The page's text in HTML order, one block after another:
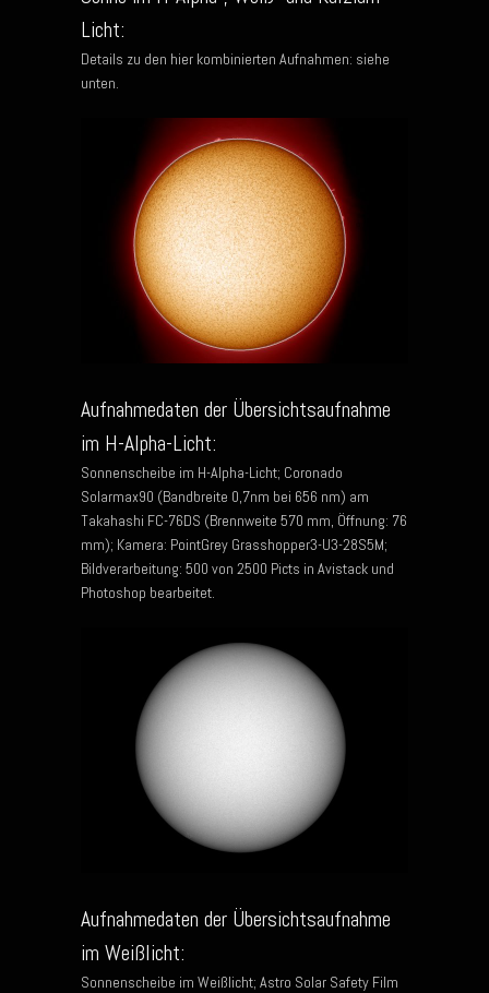
Licht:
Details zu den hier kombinierten Aufnahmen: siehe
unten.
Aufnahmedaten der Übersichtsaufnahme
im H-Alpha-Licht:
Sonnenscheibe im H-Alpha-Licht; Coronado
Solarmax90 (Bandbreite 0,7nm bei 656 nm) am
Takahashi FC-76DS (Brennweite 570 mm, Öffnung: 76
mm); Kamera: PointGrey Grasshopper3-U3-28S5M;
Bildverarbeitung: 500 von 2500 Picts in Avistack und
Photoshop bearbeitet.
Aufnahmedaten der Übersichtsaufnahme
im Weißlicht:
Sonnenscheibe im Weißlicht; Astro Solar Safety Film